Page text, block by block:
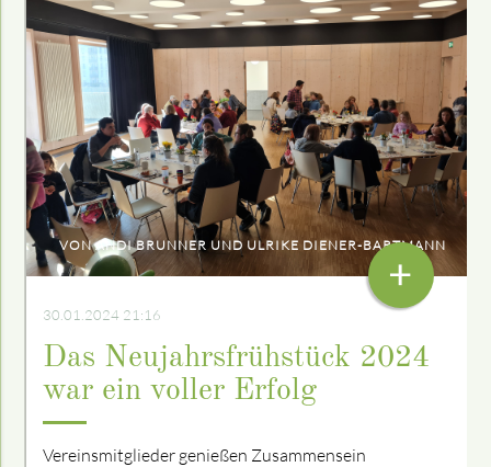
VON ANDI BRUNNER UND ULRIKE DIENER-BARTMANN
30.01.2024 21:16
Das Neujahrsfrühstück 2024
war ein voller Erfolg
Vereinsmitglieder genießen Zusammensein
+